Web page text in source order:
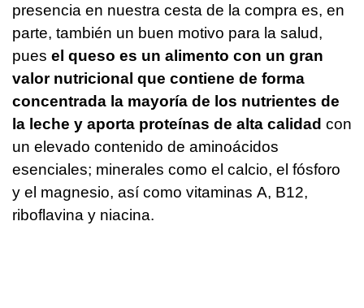
presencia en nuestra cesta de la compra es, en
parte, también un buen motivo para la salud,
pues el queso es un alimento con un gran
valor nutricional que contiene de forma
concentrada la mayoría de los nutrientes de
la leche y aporta proteínas de alta calidad con
un elevado contenido de aminoácidos
esenciales; minerales como el calcio, el fósforo
y el magnesio, así como vitaminas A, B12,
riboflavina y niacina.